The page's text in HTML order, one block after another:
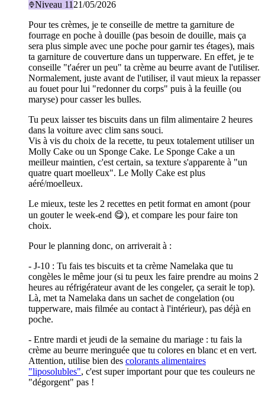
Niveau 11 21/05/2026
Pour tes crèmes, je te conseille de mettre ta garniture de
fourrage en poche à douille (pas besoin de douille, mais ça
sera plus simple avec une poche pour garnir tes étages), mais
ta garniture de couverture dans un tupperware. En effet, je te
conseille "t'aérer un peu" ta crème au beurre avant de l'utiliser.
Normalement, juste avant de l'utiliser, il vaut mieux la repasser
au fouet pour lui "redonner du corps" puis à la feuille (ou
maryse) pour casser les bulles.
Tu peux laisser tes biscuits dans un film alimentaire 2 heures
dans la voiture avec clim sans souci.
Vis à vis du choix de la recette, tu peux totalement utiliser un
Molly Cake ou un Sponge Cake. Le Sponge Cake a un
meilleur maintien, c'est certain, sa texture s'apparente à "un
quatre quart moelleux". Le Molly Cake est plus
aéré/moelleux.
Le mieux, teste les 2 recettes en petit format en amont (pour
un gouter le week-end 😋), et compare les pour faire ton
choix.
Pour le planning donc, on arriverait à :
- J-10 : Tu fais tes biscuits et ta crème Namelaka que tu
congèles le même jour (si tu peux les faire prendre au moins 2
heures au réfrigérateur avant de les congeler, ça serait le top).
Là, met ta Namelaka dans un sachet de congelation (ou
tupperware, mais filmée au contact à l'intérieur), pas déjà en
poche.
- Entre mardi et jeudi de la semaine du mariage : tu fais la
crème au beurre meringuée que tu colores en blanc et en vert.
Attention, utilise bien des colorants alimentaires
"liposolubles", c'est super important pour que tes couleurs ne
"dégorgent" pas !